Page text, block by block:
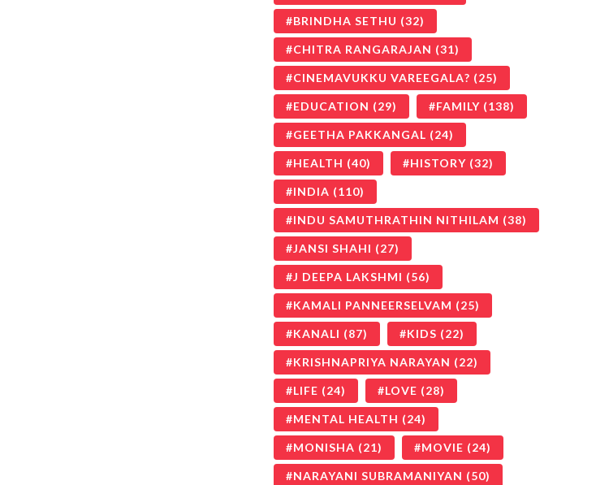
BRINDHA SETHU (32)
CHITRA RANGARAJAN (31)
CINEMAVUKKU VAREEGALA? (25)
EDUCATION (29) FAMILY (138)
GEETHA PAKKANGAL (24)
HEALTH (40) HISTORY (32)
INDIA (110)
INDU SAMUTHRATHIN NITHILAM (38)
JANSI SHAHI (27)
J DEEPA LAKSHMI (56)
KAMALI PANNEERSELVAM (25)
KANALI (87) KIDS (22)
KRISHNAPRIYA NARAYAN (22)
LIFE (24) LOVE (28)
MENTAL HEALTH (24)
MONISHA (21) MOVIE (24)
NARAYANI SUBRAMANIYAN (50)